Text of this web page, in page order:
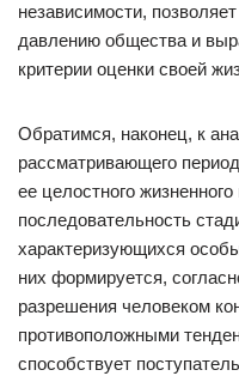
независимости,
давлению общества и
критерии оценки своей
Обратимся, наконец, к
рассматривающего
ее целостного
последовательность
характеризующихся
них формируется,
разрешения человеком
противоположными
способствует